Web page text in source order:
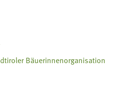
Bäuerinnenorganisation